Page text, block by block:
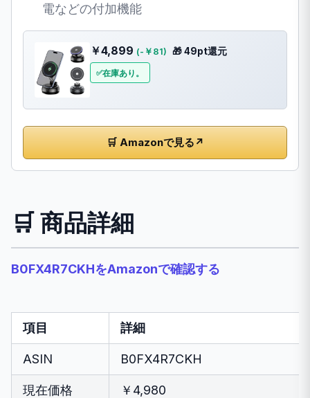
電などの付加機能
￥4,899 (-￥81) 🎁 49pt還元
在庫あり。
🛒 Amazonで見る ↗
🛒 商品詳細
B0FX4R7CKHをAmazonで確認する
項目 詳細
ASIN B0FX4R7CKH
現在価格 ￥4,980